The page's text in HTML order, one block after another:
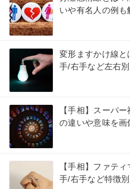
いや有名人の例も
変形ますかけ線
手/右手など左右
【手相】スーパ
の違いや意味を画
【手相】ファテ
手/右手など特徴別